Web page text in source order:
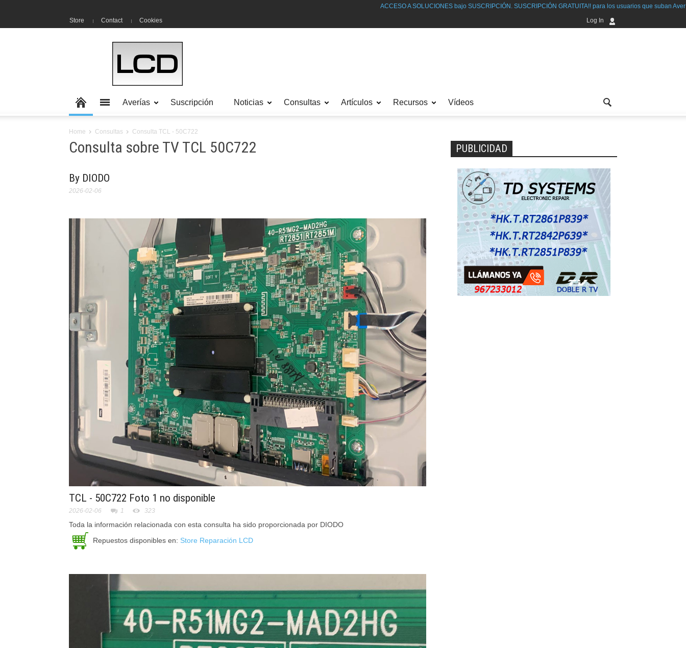
ACCESO A SOLUCIONES bajo SUSCRIPCIÓN. SUSCRIPCIÓN GRATUITA!! para los usuarios que suban Averías solucionadas
Store
Contact Cookies Log In
Averías Suscripción Noticias Consultas Artículos Recursos Vídeos
Home Consultas Consulta TCL - 50C722
Consulta sobre TV TCL 50C722
By DIODO
2026-02-06
TCL - 50C722 Foto 1 no disponible
2026-02-06 1 323
Toda la información relacionada con esta consulta ha sido proporcionada por DIODO
Repuestos disponibles en: Store Reparación LCD
PUBLICIDAD